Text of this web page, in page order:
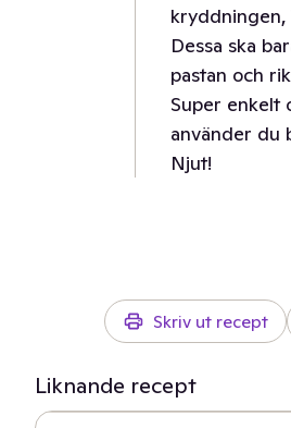
kryddningen,
Dessa ska
pastan och
Super enkelt
använder du
Njut!
Skriv ut recept
Liknande recept